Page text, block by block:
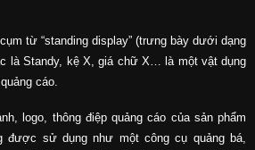
từ “standing display” (trưng bày dưới dạng
là Standy, kệ X, giá chữ X… là một vật dụng
cáo.
logo, thông điệp quảng cáo của sản phẩm
được sử dụng như một công cụ quảng bá,